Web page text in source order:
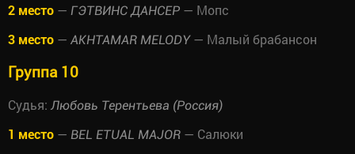
2 место — ГЭТВИНС ДАНСЕР — Мопс
3 место — AKHTAMAR MELODY— Малый брабансон
Группа 10
Судья: Любовь Терентьева (Россия)
1 место — BEL ETUAL MAJOR — Салюки